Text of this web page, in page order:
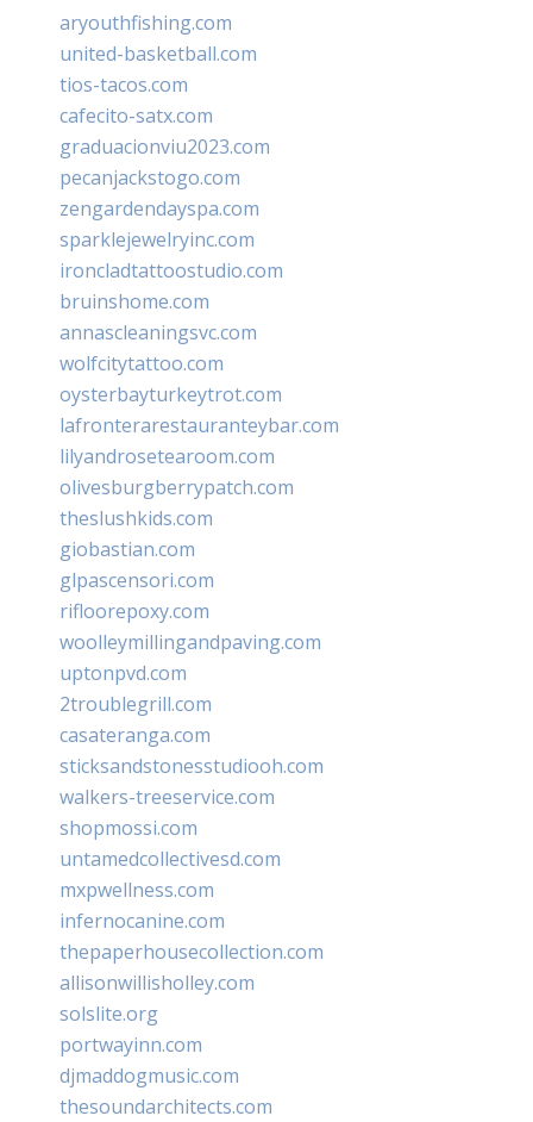
aryouthfishing.com
united-basketball.com
tios-tacos.com
cafecito-satx.com
graduacionviu2023.com
pecanjackstogo.com
zengardendayspa.com
sparklejewelryinc.com
ironcladtattoostudio.com
bruinshome.com
annascleaningsvc.com
wolfcitytattoo.com
oysterbayturkeytrot.com
lafronterarestauranteybar.com
lilyandrosetearoom.com
olivesburgberrypatch.com
theslushkids.com
giobastian.com
glpascensori.com
rifloorepoxy.com
woolleymillingandpaving.com
uptonpvd.com
2troublegrill.com
casateranga.com
sticksandstonesstudiooh.com
walkers-treeservice.com
shopmossi.com
untamedcollectivesd.com
mxpwellness.com
infernocanine.com
thepaperhousecollection.com
allisonwillisholley.com
solslite.org
portwayinn.com
djmaddogmusic.com
thesoundarchitects.com